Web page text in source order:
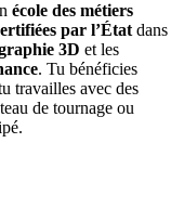
école des métiers
par l’État dans
3D et les
. Tu bénéficies
travailles avec des
de tournage ou